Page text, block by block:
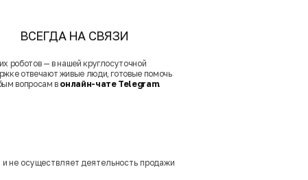
ВСЕГДА НА СВЯЗИ
роботов — в нашей круглосуточной
отвечают живые люди, готовые помочь
вопросам в онлайн-чате Telegram.
не осуществляет деятельность продажи